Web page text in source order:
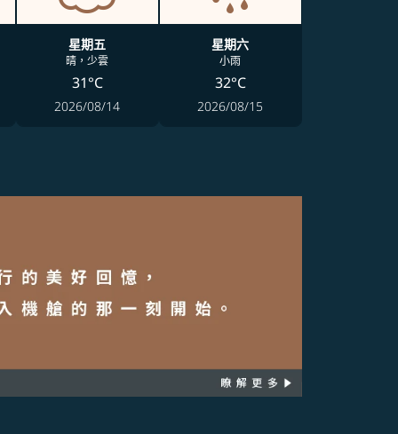
星期五
晴，少雲
31°C
2026/08/14
星期六
小雨
32°C
2026/08/15